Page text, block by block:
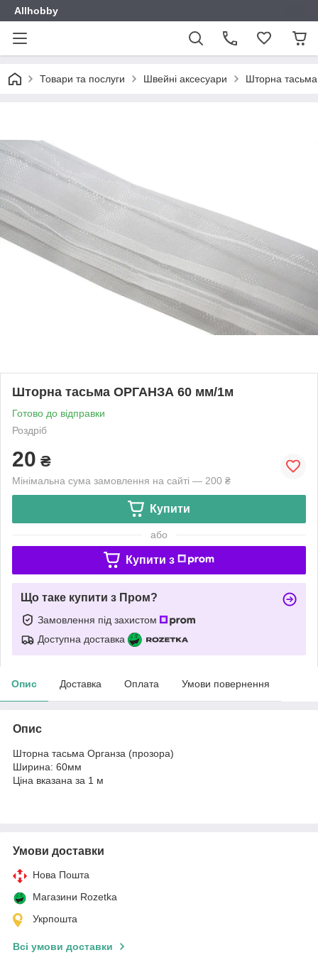
Allhobby
Товари та послуги Швейні аксесуари Шторна
Шторна тасьма ОРГАНЗА 60 мм/1м
Готово до відправки
Роздріб
20 ₴
Мінімальна сума замовлення на сайті — 200 ₴
Купити
або
Купити з
Що таке купити з Пром?
Замовлення під захистом
Доступна доставка
Опис Доставка Оплата Умови повернення
Опис
Шторна тасьма Органза (прозора)
Ширина: 60мм
Ціна вказана за 1 м
Умови доставки
Нова Пошта
Магазини Rozetka
Укрпошта
Всі умови доставки